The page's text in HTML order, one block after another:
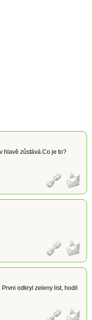
hlavě zůstává.Co je to?
odkryl zeleny list, hodil